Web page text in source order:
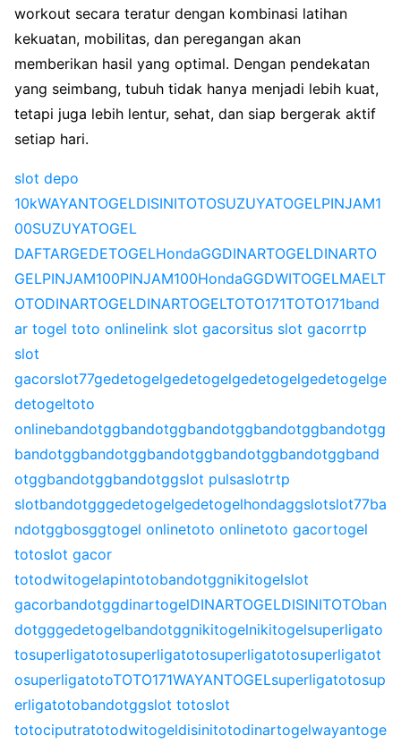
workout secara teratur dengan kombinasi latihan
kekuatan, mobilitas, dan peregangan akan
memberikan hasil yang optimal. Dengan pendekatan
yang seimbang, tubuh tidak hanya menjadi lebih kuat,
tetapi juga lebih lentur, sehat, dan siap bergerak aktif
setiap hari.
slot depo
10kWAYANTOGELDISINITOTOSUZUYATOGELPINJAM1
00SUZUYATOGEL
DAFTARGEDETOGELHondaGGDINARTOGELDINARTO
GELPINJAM100PINJAM100HondaGGDWITOGELMAELT
OTODINARTOGELDINARTOGELTOTO171TOTO171band
ar togel toto onlinelink slot gacorsitus slot gacorrtp
slot
gacorslot77gedetogelgedetogelgedetogelgedetogelge
detogeltoto
onlinebandotggbandotggbandotggbandotggbandotgg
bandotggbandotggbandotggbandotggbandotggband
otggbandotggbandotggslot pulsaslotrtp
slotbandotgggedetogelgedetogelhondaggslotslot77ba
ndotggbosggtogel onlinetoto onlinetoto gacortogel
totoslot gacor
totodwitogelapintotobandotggnikitogelslot
gacorbandotggdinartogelDINARTOGELDISINITOTOban
dotgggedetogelbandotggnikitogelnikitogelsuperligato
tosuperligatotosuperligatotosuperligatotosuperligatot
osuperligatotoTOTO171WAYANTOGELsuperligatotosup
erligatotobandotggslot totoslot
totociputratotodwitogeldisinitotodinartogelwayantoge